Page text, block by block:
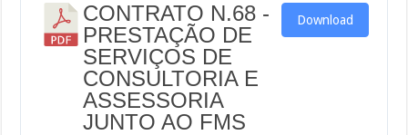
CONTRATO N.68 -
PRESTAÇÃO DE
SERVIÇOS DE
CONSULTORIA E
ASSESSORIA
JUNTO AO FMS
Download